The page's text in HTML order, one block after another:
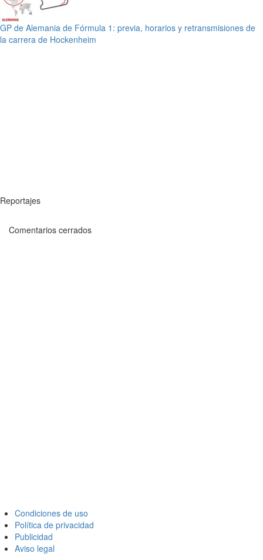
GP de Alemania de Fórmula 1: previa, horarios y retransmisiones de
la carrera de Hockenheim
Reportajes
Comentarios cerrados
Condiciones de uso
Política de privacidad
Publicidad
Aviso legal